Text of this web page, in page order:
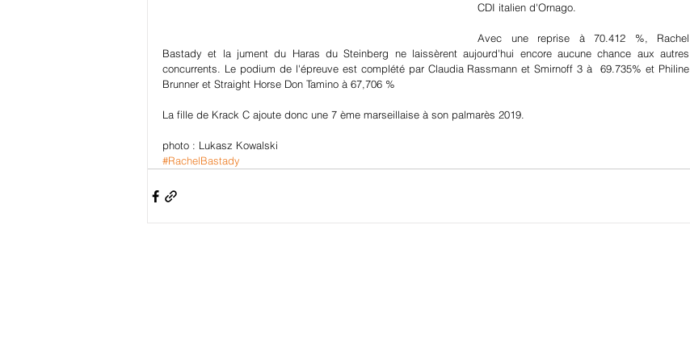
CDI italien d'Ornago.
Avec une reprise à 70.412 %, Rachel
Bastady et la jument du Haras du Steinberg ne laissèrent aujourd'hui encore aucune chance aux autres
concurrents. Le podium de l'épreuve est complété par Claudia Rassmann et Smirnoff 3 à  69.735% et Philine
Brunner et Straight Horse Don Tamino à 67,706 %
La fille de Krack C ajoute donc une 7 ème marseillaise à son palmarès 2019.
photo : Lukasz Kowalski
#RachelBastady